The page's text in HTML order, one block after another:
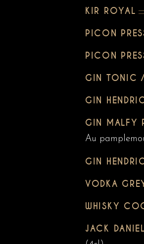
KIR ROYAL
PICON
PICON
GIN TONIC
GIN
GIN MALFY
Au
GIN
VODKA
WHISKY
JACK